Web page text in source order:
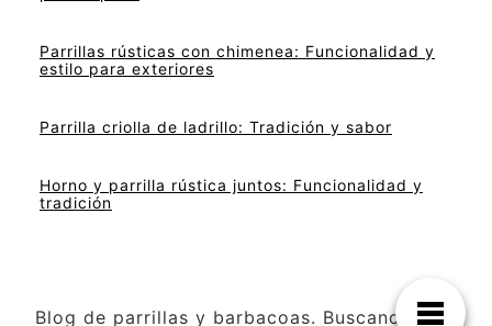
Parrillas rústicas con chimenea: Funcionalidad y
estilo para exteriores
Parrilla criolla de ladrillo: Tradición y sabor
Horno y parrilla rústica juntos: Funcionalidad y
tradición
Blog de parrillas y barbacoas. Buscanos: